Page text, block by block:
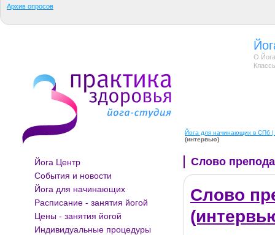
Архив опросов
О
Йога для начинающих в СПб |
(интервью)
Йога Центр
События и новости
Йога для начинающих
Расписание - занятия йогой
Цены - занятия йогой
Индивидуальные процедуры
Слово
Слово